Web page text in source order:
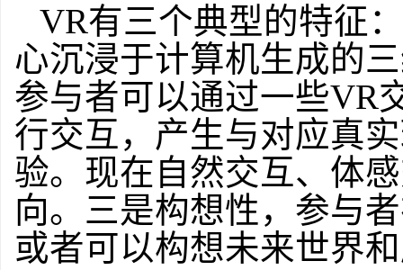
VR有三个典型的特征
心沉浸于计算机生成的
参与者可以通过一些VR
行交互，产生与对应真
验。现在自然交互、体
向。三是构想性，参与
或者可以构想未来世界